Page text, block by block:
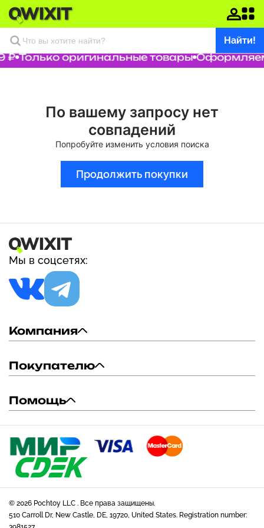
Найти!
₽ Только оригинальные товары Оформляем
По вашему запросу нет
совпадений
Попробуйте изменить условия поиска
Продолжить покупки
Мы в соцсетях:
Компания
Покупателю
Помощь
© 2026 Pochtoy LLC . Все права защищены.
510 Carroll Dr, New Castle, DE, 19720, United States. Registration number: